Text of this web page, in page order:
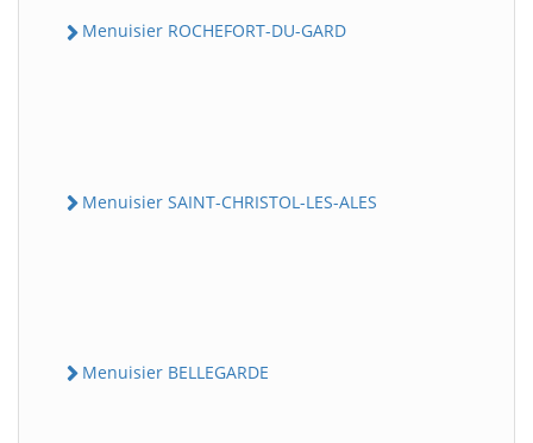
Menuisier ROCHEFORT-DU-GARD
Menuisier SAINT-CHRISTOL-LES-ALES
Menuisier BELLEGARDE